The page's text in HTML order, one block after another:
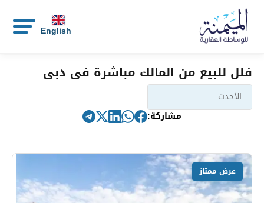
English
فلل للبيع من المالك مباشرة في دبي
مشاركة:
عرض ممتاز